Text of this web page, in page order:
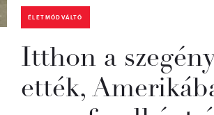
ÉLETMÓDVÁLTÓ
Itthon a
ették,